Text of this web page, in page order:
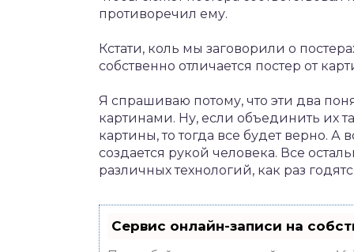
противоречил ему.
Кстати, коль мы заговорили о
собственно отличается постер от
Я спрашиваю потому, что эти два
картинами. Ну, если объединить их
картины, то тогда все будет верно. А
создается рукой человека. Все
различных технологий, как раз
Сервис онлайн-записи на